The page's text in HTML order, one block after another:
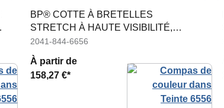
BP® COTTE À BRETELLES
STRETCH À HAUTE VISIBILITÉ,
GENOUILLÈRES
2041-844-6656
À partir de
158,27 €*